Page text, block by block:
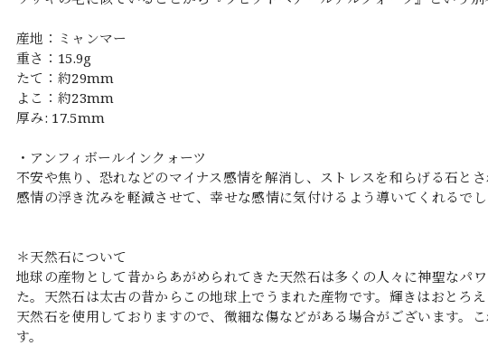
産地：ミャンマー
重さ：15.9g
たて：約29mm
よこ：約23mm
厚み: 17.5mm
・アンフィボールインクォーツ
不安や焦り、恐れなどのマイナス感情を解消し、ストレスを和らげる石とさ
感情の浮き沈みを軽減させて、幸せな感情に気付けるよう導いてくれるでし
＊天然石について
地球の産物として昔からあがめられてきた天然石は多くの人々に神聖なパ
た。天然石は太古の昔からこの地球上でうまれた産物です。輝きはおとろえ
天然石を使用しておりますので、微細な傷などがある場合がございます。
す。